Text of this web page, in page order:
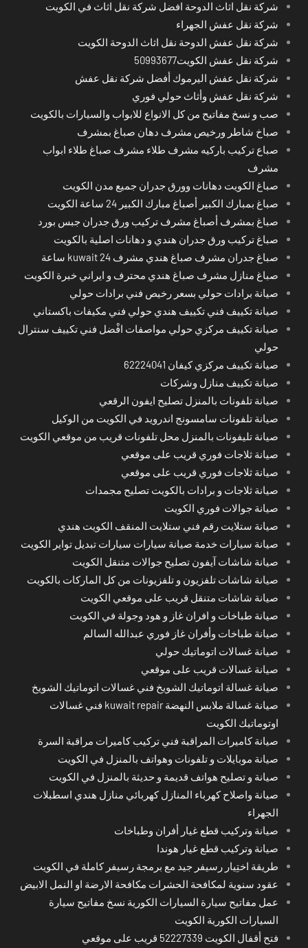
شركة نقل اثاث الدوحة افضل شركة نقل اثاث في الكويت
شركة نقل عفش الجهراء
شركة نقل عفش الدوحة نقل اثاث الدوحة الكويت
شركة نقل عفش الكويت50993677
شركة نقل عفش اليرموك أفضل شركة نقل عفش
شركة نقل عفش وأثاث حولي فوري
صب و نسخ مفاتيح من كل الانواع للابواب والسيارات بالكويت
صباخ شاطر ورخيص مشرف دهان صباغ بمشرف
صباع تركيب باركيه مشرف طلاء مشرف صباغ طلاء ابواب
مشرف
صباغ الكويت دهانات وورق جدران جميع مدن الكويت
صباغ بمبارك الكبير أصباغ مبارك الكبير 24 ساعة الكويت
صباغ بمشرف أصباغ مشرف تركيب ورق جدران جبس بورد
صباغ تركيب ورق جدران هندي و دهانات اصلية بالكويت
صباغ جدران مشرف صباغ هندي مشرف kuwait 24 ساعة
صباغ منازل مشرف صباغ هندي محترف و ايراني خبرة الكويت
صيانة برادات حولي بسعر رخيص فني برادات حولي
صيانة تكييف فني تكييف هندي حولي فني مكيفات باكستاني
صيانة تكييف مركزي حولي مواصفات افْضل فني تكييف سنترال
حولي
صيانة تكييف مركزي كيفان 62224041
صيانة تكييف منازل وشركات
صيانة تلفونات بالمنزل تصليح ايفون الرقعي
صيانة تلفونات سامسونج اندرويد في الكويت من الوكيل
صيانة تليفونات بالمنزل محل تلفونات قريب من موقعي الكويت
صيانة ثلاجات فوري قريب على موقعي
صيانة ثلاجات فوري قريب على موقعي
صيانة ثلاجات و برادات بالكويت تصليح مجمدات
صيانة جوالات فوري الكويت
صيانة ستلايت رقم فني ستلايت المنقف الكويت هندي
صيانة سيارات خدمة صيانة سيارات سيارات تبديل تواير الكويت
صيانة شاشات آيفون تصليح جوالات متنقل الكويت
صيانة شاشات تلفزيون و تلفزيونات من كل الماركات بالكويت
صيانة شاشات متنقل قريب على موقعي الكويت
صيانة طباخات و افران غاز و هود وجولة في الكويت
صيانة طباخات وأفران غاز فوري عبدالله السالم
صيانة غسالات اتوماتيك حولي
صيانة غسالات قريب على موقعي
صيانة غسالة اتوماتيك الشويخ فني غسالات اتوماتيك الشويخ
صيانة غسالة ملابس النهضة kuwait repair فني غسالات
اوتوماتيك الكويت
صيانة كاميرات المراقبة فني تركيب كاميرات مراقبة السرة
صيانة موبايلات و تلفونات وهواتف بالمنزل في الكويت
صيانة و تصليح هواتف قديمة و حديثة بالمنزل في الكويت
صيانة واصلاح كهرباء المنازل كهربائي منازل هندي اسطبلات
الجهراء
صيانة وتركيب قطع غيار أفران وطباخات
صيانة وتركيب قطع غيار هوندا
طريقة اختِيار رسيفر جيد مع برمجة رسيفر كاملة في الكويت
عقود سنوية لمكافحة الحشرات مكافحة الارضة او النمل الابيض
عمل مفاتيح سيارة السيارات الكورية نسخ مفاتيح سيارة
السيارات الكورية الكويت
فتح أقفال الكويت 52227339 قريب على موقعي